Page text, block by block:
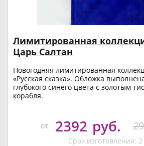
Лимитированная
Царь Салтан
Новогодняя лимитированная
«Русская сказка». Обложка
глубокого синего цвета с золотым
корабля.
от 2392 руб.
Срок изготовления: